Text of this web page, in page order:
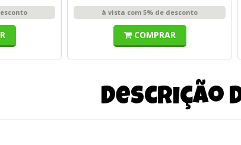
à vista com 5% de desconto
COMPRAR
Descrição